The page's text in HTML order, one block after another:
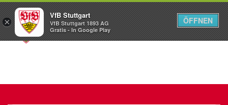
Menü
×
VfB Stuttgart
VfB Stuttgart 1893 AG
Gratis - In Google Play
ÖFFNEN